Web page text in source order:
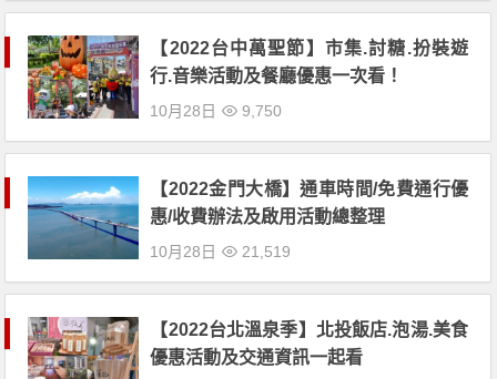
【2022台中萬聖節】市集.討糖.扮裝遊
行.音樂活動及餐廳優惠一次看！
10月28日 9,750
【2022金門大橋】通車時間/免費通行優
惠/收費辦法及啟用活動總整理
10月28日 21,519
【2022台北溫泉季】北投飯店.泡湯.美食
優惠活動及交通資訊一起看